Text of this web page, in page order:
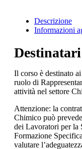
Descrizione
Informazioni
Destinatari
Il corso è destinato
ruolo di
attività nel settore
Attenzione: la
Chimico può
dei Lavoratori per la
Formazione
valutare